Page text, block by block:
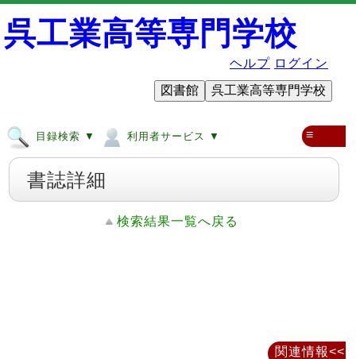
呉工業高等専門学校
ヘルプ ログイン
図書館
呉工業高等専門学校
目録検索 ▼ 利用者サービス ▼ ≡
書誌詳細
検索結果一覧へ戻る
関連情報<<